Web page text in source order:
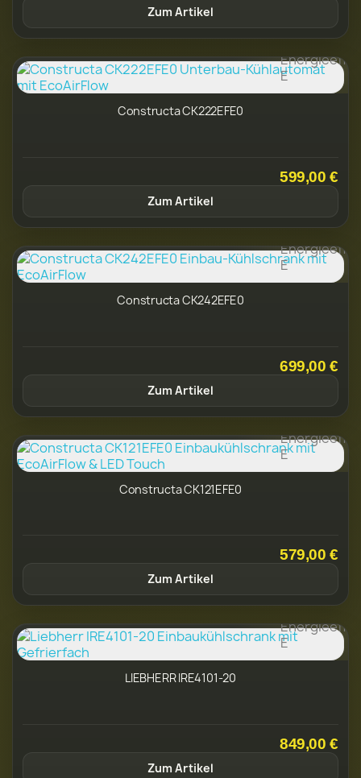
Zum Artikel
Constructa CK222EFE0
599,00 €
Zum Artikel
Constructa CK242EFE0
699,00 €
Zum Artikel
Constructa CK121EFE0
579,00 €
Zum Artikel
LIEBHERR IRE4101-20
849,00 €
Zum Artikel